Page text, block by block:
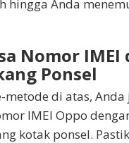
hingga Anda
Nomor IMEI
Ponsel
metode di atas,
IMEI Oppo
kotak ponsel.